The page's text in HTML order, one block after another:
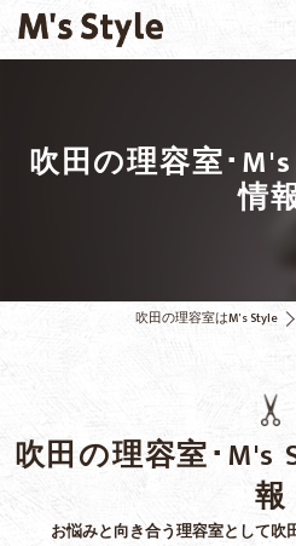
吹田の理容室･
情
吹田の理容室はM's Style
お悩みと向き合う理容室として
吹田の理容室･M's
報